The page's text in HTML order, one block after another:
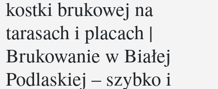
kostki brukowej na
tarasach i placach |
Brukowanie w Białej
Podlaskiej – szybko i